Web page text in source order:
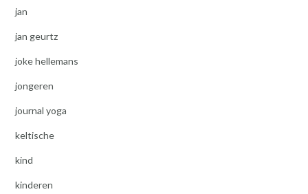
jan
jan geurtz
joke hellemans
jongeren
journal yoga
keltische
kind
kinderen